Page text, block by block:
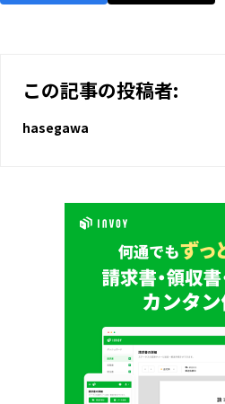
この記事の投稿者:
hasegawa